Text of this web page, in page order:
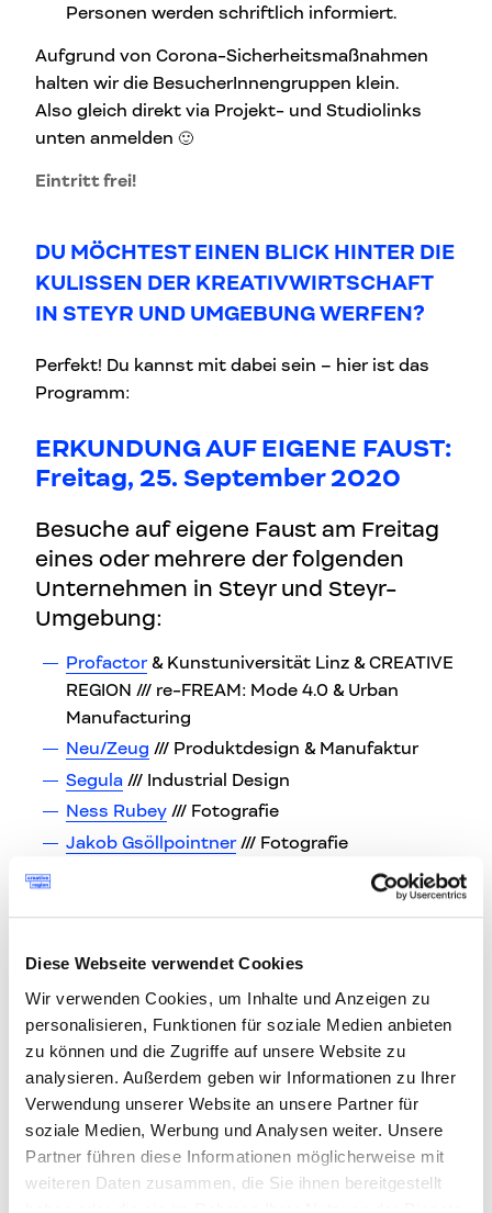
Diese Webseite verwendet Cookies
Wir verwenden Cookies, um Inhalte und Anzeigen zu
personalisieren, Funktionen für soziale Medien anbieten
zu können und die Zugriffe auf unsere Website zu
analysieren. Außerdem geben wir Informationen zu Ihrer
Verwendung unserer Website an unsere Partner für
soziale Medien, Werbung und Analysen weiter. Unsere
Partner führen diese Informationen möglicherweise mit
weiteren Daten zusammen, die Sie ihnen bereitgestellt
Personen werden schriftlich informiert.
Aufgrund von Corona-Sicherheitsmaßnahmen
halten wir die BesucherInnengruppen klein.
Also gleich direkt via Projekt- und Studiolinks
unten anmelden 🙂
Eintritt frei!
DU MÖCHTEST EINEN BLICK HINTER DIE
KULISSEN DER KREATIVWIRTSCHAFT
IN STEYR UND UMGEBUNG WERFEN?
Perfekt! Du kannst mit dabei sein – hier ist das
Programm:
ERKUNDUNG AUF EIGENE FAUST:
Freitag, 25. September 2020
Besuche auf eigene Faust am Freitag
eines oder mehrere der folgenden
Unternehmen in Steyr und Steyr-
Umgebung:
Profactor& Kunstuniversität Linz & CREATIVE
REGION /// re-FREAM: Mode 4.0 & Urban
Manufacturing
Neu/Zeug /// Produktdesign & Manufaktur
Segula /// Industrial Design
Ness Rubey /// Fotografie
Jakob Gsöllpointner/// Fotografie
Postlmayr, sowieRainer Mutsch
Frames /// Interior Design, Produktdesign,
Metallkunst, Fotografie
Hertl.Architekten und Architekten Kneidinger
/// Architektur
Jeweils zur vollen Stunde, um
10.00,
11.00, 12.00, 13.00, 14.00, 15.00 Uhr und